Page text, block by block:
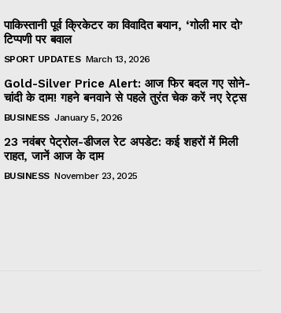
पाकिस्तानी पूर्व क्रिकेटर का विवादित बयान, ‘गोली मार दो’
टिप्पणी पर बवाल
SPORT UPDATES March 13, 2026
Gold-Silver Price Alert: आज फिर बदल गए सोने-
चांदी के दाम! गहने बनवाने से पहले तुरंत चेक करें नए रेट्स
BUSINESS January 5, 2026
23 नवंबर पेट्रोल-डीजल रेट अपडेट: कई शहरों में मिली
राहत, जानें आज के दाम
BUSINESS November 23, 2025